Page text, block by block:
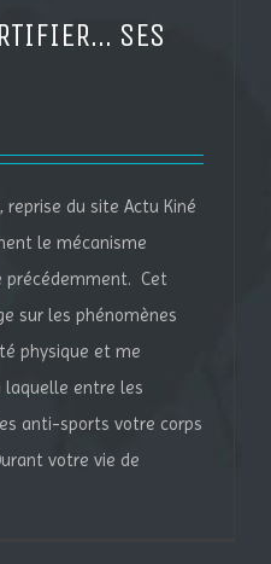
SES
du site Actu Kiné
le mécanisme
précédemment. Cet
sur les phénomènes
physique et me
laquelle entre les
anti-sports votre corps
votre vie de